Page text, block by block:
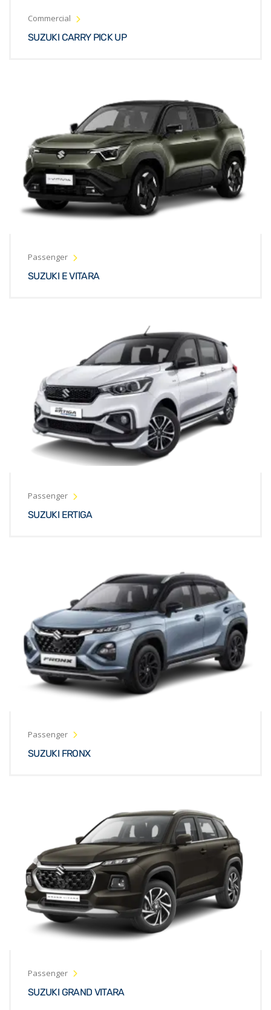
Commercial
SUZUKI CARRY PICK UP
Passenger
SUZUKI E VITARA
Passenger
SUZUKI ERTIGA
Passenger
SUZUKI FRONX
Passenger
SUZUKI GRAND VITARA